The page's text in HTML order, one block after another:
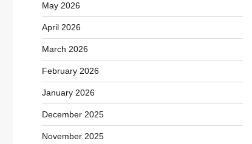
May 2026
April 2026
March 2026
February 2026
January 2026
December 2025
November 2025